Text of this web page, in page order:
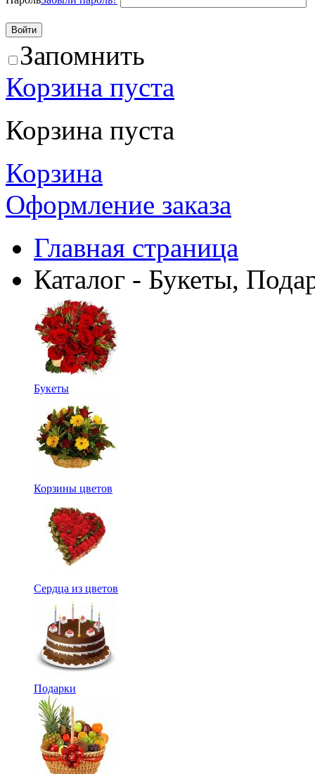
Запомнить
Корзина пуста
Корзина пуста
Корзина
Оформление заказа
Главная страница
Каталог - Букеты,
Букеты
Корзины цветов
Сердца из цветов
Подарки